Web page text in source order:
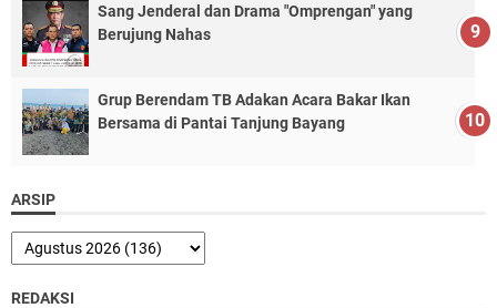
Sang Jenderal dan Drama "Omprengan" yang
Berujung Nahas
Grup Berendam TB Adakan Acara Bakar Ikan
Bersama di Pantai Tanjung Bayang
ARSIP
REDAKSI